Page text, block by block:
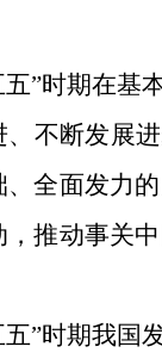
五”时期在
不断发展
全面发力
，推动事关
五”时期我